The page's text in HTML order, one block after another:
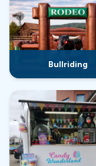
Bullriding